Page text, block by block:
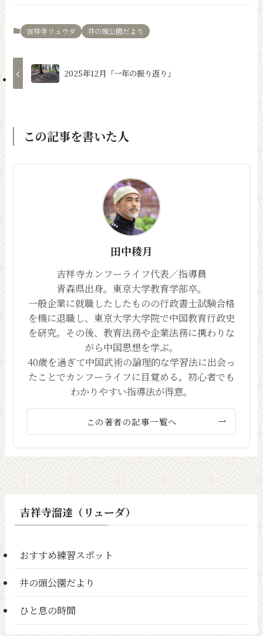
吉祥寺リュウダ 井の頭公園だより
2025年12月「一年の振り返り」
この記事を書いた人
田中稜月
吉祥寺カンフーライフ代表／指導員
青森県出身。東京大学教育学部卒。
一般企業に就職したしたものの行政書士試験合格
を機に退職し、東京大学大学院で中国教育行政史
を研究。その後、教育法務や企業法務に携わりな
がら中国思想を学ぶ。
40歳を過ぎて中国武術の論理的な学習法に出会っ
たことでカンフーライフに目覚める。初心者でも
わかりやすい指導法が得意。
この著者の記事一覧へ
吉祥寺溜達（リューダ）
おすすめ練習スポット
井の頭公園だより
ひと息の時間